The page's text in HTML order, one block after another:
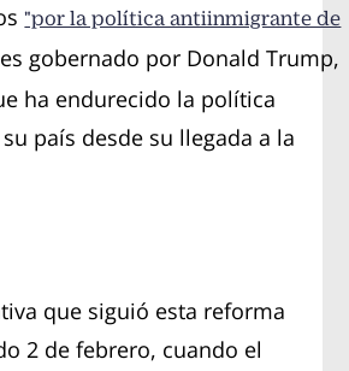
"por la política antiinmigrante de
gobernado por Donald Trump,
ha endurecido la política
país desde su llegada a la
que siguió esta reforma
2 de febrero, cuando el